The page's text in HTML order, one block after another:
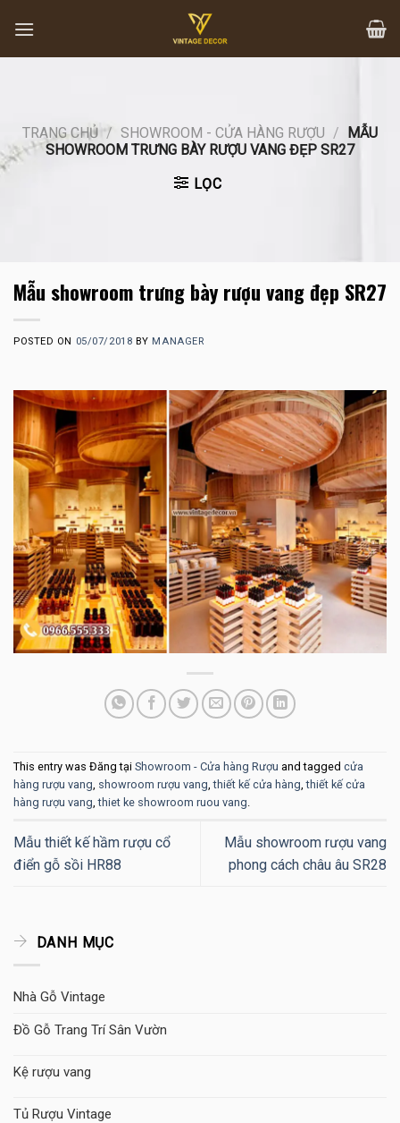
content
TRANG CHỦ / SHOWROOM - CỬA HÀNG RƯỢU / MẪU
SHOWROOM TRƯNG BÀY RƯỢU VANG ĐẸP SR27
LỌC
Mẫu showroom trưng bày rượu vang đẹp SR27
POSTED ON 05/07/2018 BY MANAGER
This entry was Đăng tại Showroom - Cửa hàng Rượu and tagged cửa
hàng rượu vang, showroom rượu vang,thiết kế cửa hàng,thiết kế cửa
hàng rượu vang,thiet ke showroom ruou vang.
Mẫu thiết kế hầm rượu cổ
điển gỗ sồi HR88
Mẫu showroom rượu vang
phong cách châu âu SR28
DANH MỤC
Nhà Gỗ Vintage
Đồ Gỗ Trang Trí Sân Vườn
Kệ rượu vang
Tủ Rượu Vintage